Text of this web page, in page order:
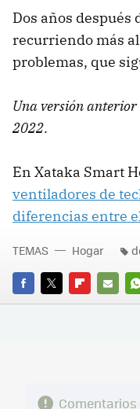
Dos años después
recurriendo más
problemas, que
Una versión anterior
2022.
En Xataka Smart
ventiladores de
diferencias entre
FACEBOOK
TWITTERFLIPBOARD
E-
TEMAS Hogar